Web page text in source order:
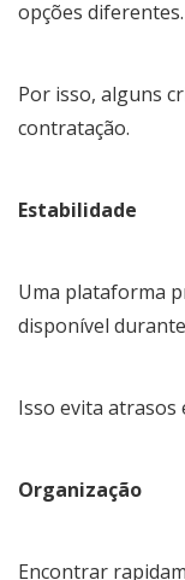
opções diferentes.
Por isso, alguns
contratação.
Estabilidade
Uma plataforma
disponível
Isso evita atrasos
Organização
Encontrar